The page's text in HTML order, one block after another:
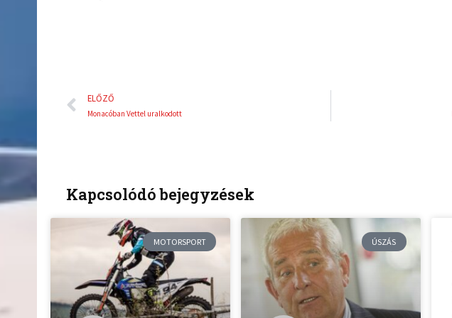
Előző
ELŐZŐ
Monacóban Vettel uralkodott
Kapcsolódó bejegyzések
MOTORSPORT ÚSZÁS